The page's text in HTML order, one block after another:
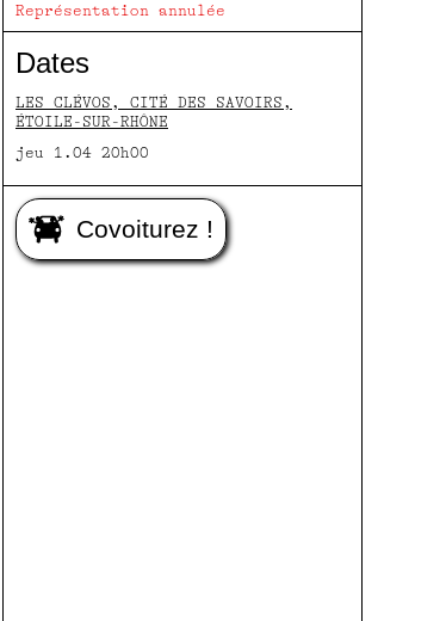
Représentation annulée
Dates
LES CLÉVOS, CITÉ DES SAVOIRS,
ÉTOILE-SUR-RHÔNE
jeu 1.04 20h00
Covoiturez !